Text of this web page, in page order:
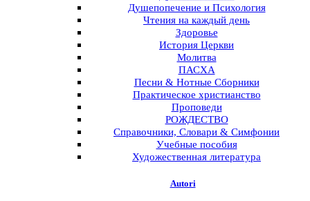
Душепопечение и Психология
Чтения на каждый день
Здоровье
История Церкви
Молитва
ПАСХА
Песни & Нотные Сборники
Практическое христианство
Проповеди
РОЖДЕСТВО
Справочники, Словари & Симфонии
Учебные пособия
Художественная литература
Autori